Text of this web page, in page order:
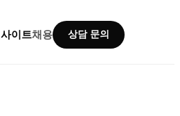
이트채용 상담 문의